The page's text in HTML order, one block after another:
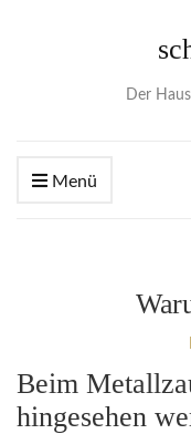
Der
Menü
Beim
hingesehen